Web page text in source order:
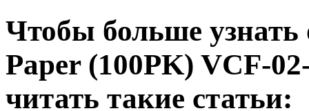
Чтобы больше
Paper (100PK) VCF-
читать такие статьи: